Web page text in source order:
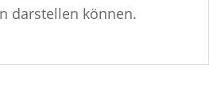
darstellen können.